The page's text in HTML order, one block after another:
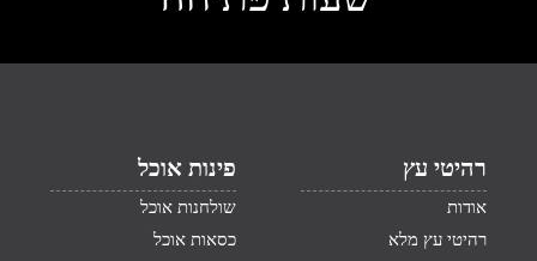
רהיטי עץ
אודות
רהיטי עץ מלא
פינות אוכל
שולחנות אוכל
כסאות אוכל